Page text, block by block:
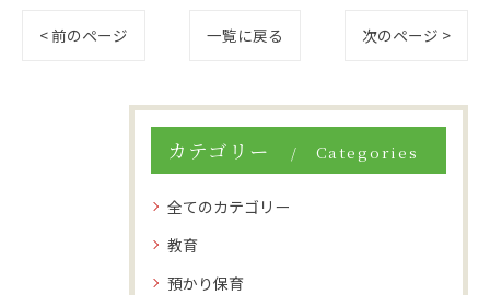
< 前のページ 一覧に戻る 次のページ >
カテゴリー Categories
全てのカテゴリー
教育
預かり保育